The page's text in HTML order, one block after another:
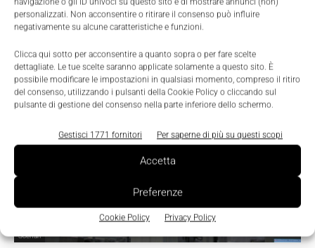
navigazione o gli ID univoci su questo sito e di mostrare annunci (non)
personalizzati. Non acconsentire o ritirare il consenso può influire
negativamente su alcune caratteristiche e funzioni.
Clicca qui sotto per acconsentire a quanto sopra o per fare scelte
dettagliate. Le tue scelte saranno applicate solamente a questo sito. È
possibile modificare le impostazioni in qualsiasi momento, compreso il ritiro
del consenso, utilizzando i pulsanti della Cookie Policy o cliccando sul
pulsante di gestione del consenso nella parte inferiore dello schermo.
Gestisci 1771 fornitori Per saperne di più su questi scopi
Accetta
Preferenze
Cookie Policy Privacy Policy
Scenari